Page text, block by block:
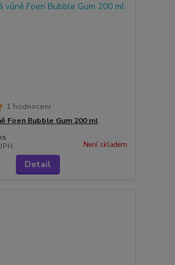
1 hodnocení
Foen Bubble Gum 200 ml
Není skladem
Detail